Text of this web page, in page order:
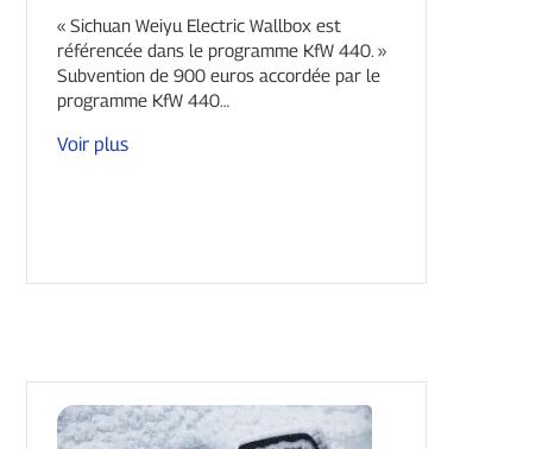
« Sichuan Weiyu Electric Wallbox est
référencée dans le programme KfW 440. »
Subvention de 900 euros accordée par le
programme KfW 440…
Voir plus